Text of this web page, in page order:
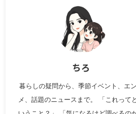
ちろ
暮らしの疑問から、季節イベント、エ
メ、話題のニュースまで。 「これって